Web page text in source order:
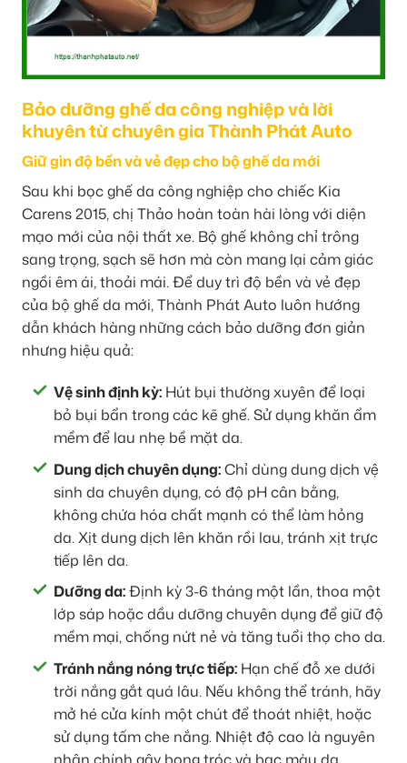
Bảo dưỡng ghế da công nghiệp và lời
khuyên từ chuyên gia Thành Phát Auto
Giữ gìn độ bền và vẻ đẹp cho bộ ghế da mới
Sau khi bọc ghế da công nghiệp cho chiếc Kia
Carens 2015, chị Thảo hoàn toàn hài lòng với diện
mạo mới của nội thất xe. Bộ ghế không chỉ trông
sang trọng, sạch sẽ hơn mà còn mang lại cảm giác
ngồi êm ái, thoải mái. Để duy trì độ bền và vẻ đẹp
của bộ ghế da mới, Thành Phát Auto luôn hướng
dẫn khách hàng những cách bảo dưỡng đơn giản
nhưng hiệu quả:
Vệ sinh định kỳ: Hút bụi thường xuyên để loại
bỏ bụi bẩn trong các kẽ ghế. Sử dụng khăn ẩm
mềm để lau nhẹ bề mặt da.
Dung dịch chuyên dụng:Chỉ dùng dung dịch vệ
sinh da chuyên dụng, có độ pH cân bằng,
không chứa hóa chất mạnh có thể làm hỏng
da. Xịt dung dịch lên khăn rồi lau, tránh xịt trực
tiếp lên da.
Dưỡng da:Định kỳ 3-6 tháng một lần, thoa một
lớp sáp hoặc dầu dưỡng chuyên dụng để giữ độ
mềm mại, chống nứt nẻ và tăng tuổi thọ cho da.
Tránh nắng nóng trực tiếp: Hạn chế đỗ xe dưới
trời nắng gắt quá lâu. Nếu không thể tránh, hãy
mở hé cửa kính một chút để thoát nhiệt, hoặc
sử dụng tấm che nắng. Nhiệt độ cao là nguyên